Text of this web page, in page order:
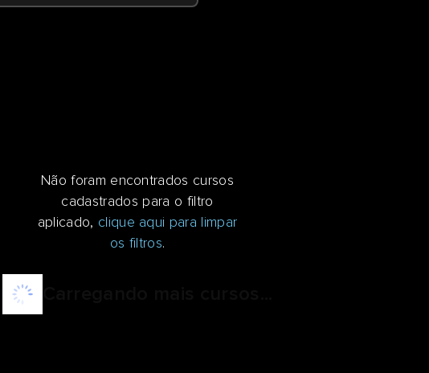
Não foram encontrados cursos
cadastrados para o filtro
aplicado, clique aqui para limpar
os filtros.